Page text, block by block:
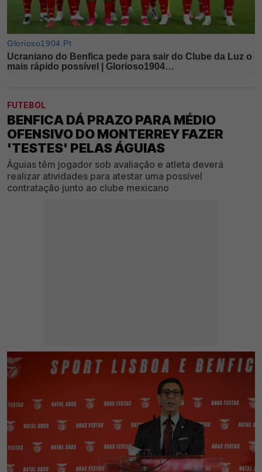
FUTEBOL
BENFICA DÁ PRAZO PARA MÉDIO
OFENSIVO DO MONTERREY FAZER
'TESTES' PELAS ÁGUIAS
Águias têm jogador sob avaliação e atleta deverá
realizar atividades para atestar uma possível
contratação junto ao clube mexicano